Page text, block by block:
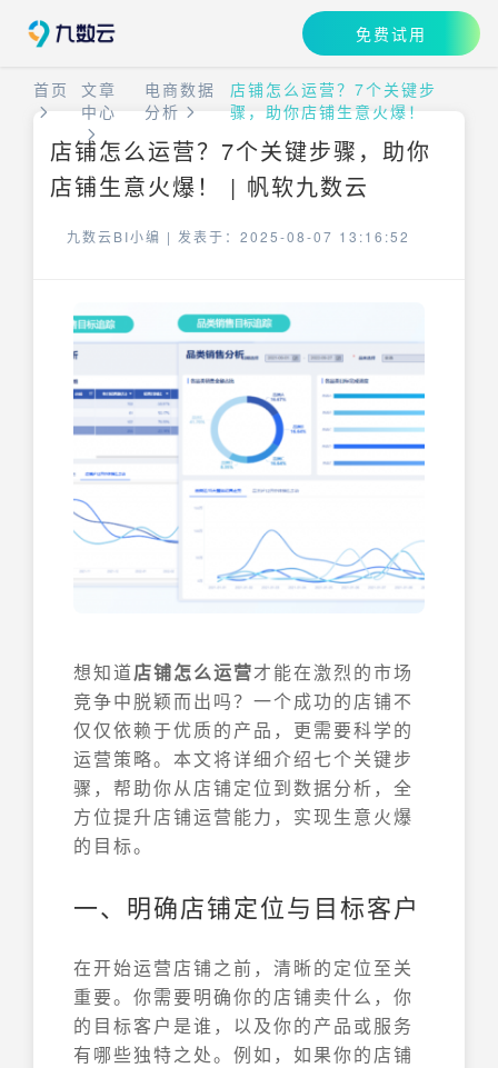
免费试用
首页
文章
中心
电商数据
分析
店铺怎么运营？7个关键步
骤，助你店铺生意火爆！
店铺怎么运营？7个关键步骤，助你
店铺生意火爆！ | 帆软九数云
九数云BI小编 | 发表于：2025-08-07 13:16:52
想知道店铺怎么运营才能在激烈的市场
竞争中脱颖而出吗？一个成功的店铺不
仅仅依赖于优质的产品，更需要科学的
运营策略。本文将详细介绍七个关键步
骤，帮助你从店铺定位到数据分析，全
方位提升店铺运营能力，实现生意火爆
的目标。
一、明确店铺定位与目标客户
在开始运营店铺之前，清晰的定位至关
重要。你需要明确你的店铺卖什么，你
的目标客户是谁，以及你的产品或服务
有哪些独特之处。例如，如果你的店铺